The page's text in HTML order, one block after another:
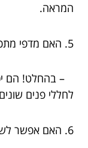
המראה.
5. האם מדפי מתכת מתאימים גם לחללי פנים כמו עץ?
– בהחלט! הם
לחללי פנים
6. האם אפשר לשלב בין מדפי מתכת ועץ?